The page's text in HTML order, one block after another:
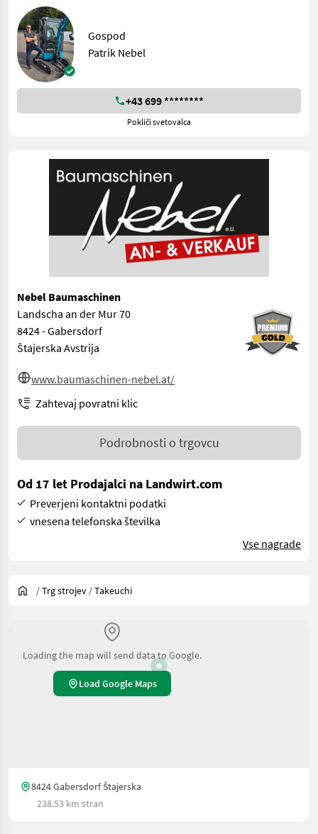
Gospod
Patrik Nebel
+43 699 ********
Pokliči svetovalca
Nebel Baumaschinen
Landscha an der Mur 70
8424 - Gabersdorf
Štajerska Avstrija
www.baumaschinen-nebel.at/
Zahtevaj povratni klic
Podrobnosti o trgovcu
Od 17 let Prodajalci na Landwirt.com
Preverjeni kontaktni podatki
vnesena telefonska številka
Vse nagrade
/Trg strojev /Takeuchi
Loading the map will send data to Google.
Load Google Maps
8424 Gabersdorf Štajerska
238.53 km stran